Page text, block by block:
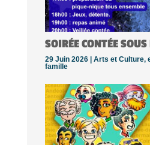
SOIRÉE CONTÉE
29 Juin 2026 | Arts et Culture,
famille